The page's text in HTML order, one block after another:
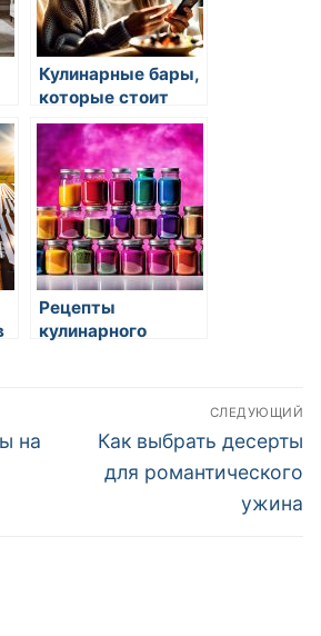
Кулинарные бары,
которые стоит
посетить
Рецепты
кулинарного
на
СЛЕДУЮЩИЙ
Следующая
запись:
Как выбрать десерты
для романтического
ужина